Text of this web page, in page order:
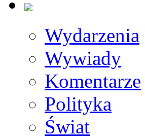
Wydarzenia
Wywiady
Komentarze
Polityka
Świat